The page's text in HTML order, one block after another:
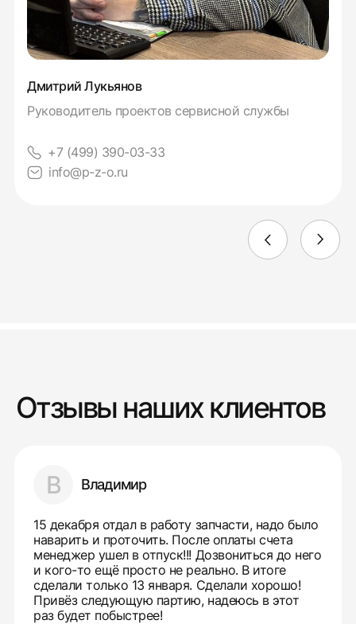
Дмитрий Лукьянов
Руководитель проектов сервисной службы
+7 (499) 390-03-33
info@p-z-o.ru
Отзывы наших клиентов
В Владимир
15 декабря отдал в работу запчасти, надо было
наварить и проточить. После оплаты счета
менеджер ушел в отпуск!!! Дозвониться до него
и кого-то ещё просто не реально. В итоге
сделали только 13 января. Сделали хорошо!
Привёз следующую партию, надеюсь в этот
раз будет побыстрее!